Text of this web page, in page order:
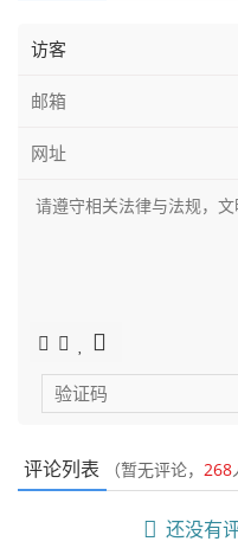
评论列表 （暂无评论， 268
还没有